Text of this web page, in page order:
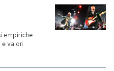
empiriche
valori